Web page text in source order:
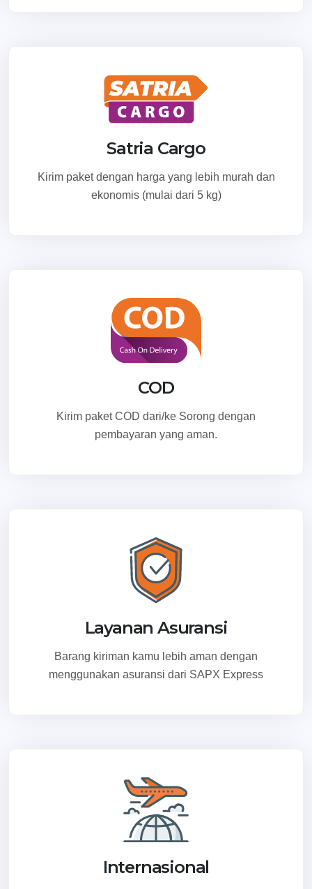
Satria Cargo
Kirim paket dengan harga yang lebih murah dan
ekonomis (mulai dari 5 kg)
COD
Kirim paket COD dari/ke Sorong dengan
pembayaran yang aman.
Layanan Asuransi
Barang kiriman kamu lebih aman dengan
menggunakan asuransi dari SAPX Express
Internasional